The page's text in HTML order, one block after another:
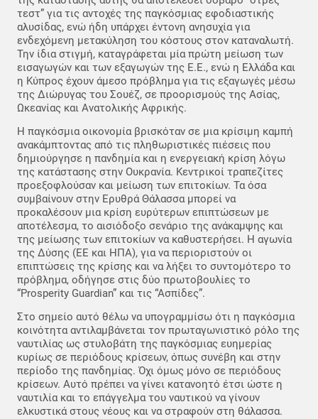
τεστ” για τις αντοχές της παγκόσμιας εφοδιαστικής
αλυσίδας, ενώ ήδη υπάρχει έντονη ανησυχία για
ενδεχόμενη μετακύληση του κόστους στον καταναλωτή.
Την ίδια στιγμή, καταγράφεται μία πρώτη μείωση των
εισαγωγών και των εξαγωγών της Ε.Ε., ενώ η Ελλάδα και
η Κύπρος έχουν άμεσο πρόβλημα για τις εξαγωγές μέσω
της Διώρυγας του Σουέζ, σε προορισμούς της Ασίας,
Ωκεανίας και Ανατολικής Αφρικής.
Η παγκόσμια οικονομία βρισκόταν σε μια κρίσιμη καμπή
ανακάμπτοντας από τις πληθωριστικές πιέσεις που
δημιούργησε η πανδημία και η ενεργειακή κρίση λόγω
της κατάστασης στην Ουκρανία. Κεντρικοί τραπεζίτες
προεξοφλούσαν και μείωση των επιτοκίων. Τα όσα
συμβαίνουν στην Ερυθρά Θάλασσα μπορεί να
προκαλέσουν μια κρίση ευρύτερων επιπτώσεων με
αποτέλεσμα, το αισιόδοξο σενάριο της ανάκαμψης και
της μείωσης των επιτοκίων να καθυστερήσει. Η αγωνία
της Δύσης (ΕΕ και ΗΠΑ), για να περιοριστούν οι
επιπτώσεις της κρίσης και να λήξει το συντομότερο το
πρόβλημα, οδήγησε στις δύο πρωτοβουλίες το
“Prosperity Guardian” και τις “Ασπίδες”.
Στο σημείο αυτό θέλω να υπογραμμίσω ότι η παγκόσμια
κοινότητα αντιλαμβάνεται τον πρωταγωνιστικό ρόλο της
ναυτιλίας ως στυλοβάτη της παγκόσμιας ευημερίας
κυρίως σε περιόδους κρίσεων, όπως συνέβη και στην
περίοδο της πανδημίας. Όχι όμως μόνο σε περιόδους
κρίσεων. Αυτό πρέπει να γίνει κατανοητό έτσι ώστε η
ναυτιλία και το επάγγελμα του ναυτικού να γίνουν
ελκυστικά στους νέους και να στραφούν στη θάλασσα.